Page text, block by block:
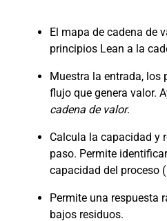
El mapa de cadena de
principios Lean a la
Muestra la entrada, los
flujo que genera valor.
cadena de valor.
Calcula la capacidad y
paso. Permite
capacidad del proceso (
Permite una respuesta
bajos residuos.